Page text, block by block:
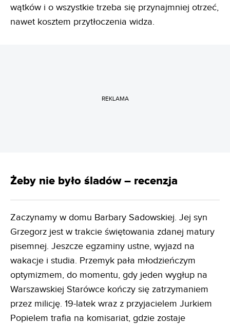
wątków i o wszystkie trzeba się przynajmniej otrzeć,
nawet kosztem przytłoczenia widza.
REKLAMA
Żeby nie było śladów – recenzja
Zaczynamy w domu Barbary Sadowskiej. Jej syn
Grzegorz jest w trakcie świętowania zdanej matury
pisemnej. Jeszcze egzaminy ustne, wyjazd na
wakacje i studia. Przemyk pała młodzieńczym
optymizmem, do momentu, gdy jeden wygłup na
Warszawskiej Starówce kończy się zatrzymaniem
przez milicję. 19-latek wraz z przyjacielem Jurkiem
Popielem trafia na komisariat, gdzie zostaje